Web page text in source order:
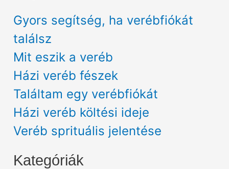
Gyors segítség, ha verébfiókát
találsz
Mit eszik a veréb
Házi veréb fészek
Találtam egy verébfiókát
Házi veréb költési ideje
Veréb sprituális jelentése
Kategóriák